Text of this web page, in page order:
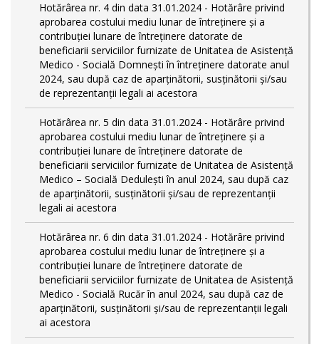
Hotărârea nr. 4 din data 31.01.2024 - Hotărâre privind
aprobarea costului mediu lunar de întreținere și a
contribuției lunare de întreținere datorate de
beneficiarii serviciilor furnizate de Unitatea de Asistență
Medico - Socială Domnești în întreținere datorate anul
2024, sau după caz de aparținătorii, susținătorii și/sau
de reprezentanții legali ai acestora
Hotărârea nr. 5 din data 31.01.2024 - Hotărâre privind
aprobarea costului mediu lunar de întreținere și a
contribuției lunare de întreținere datorate de
beneficiarii serviciilor furnizate de Unitatea de Asistență
Medico – Socială Dedulești în anul 2024, sau după caz
de aparținătorii, susținătorii și/sau de reprezentanții
legali ai acestora
Hotărârea nr. 6 din data 31.01.2024 - Hotărâre privind
aprobarea costului mediu lunar de întreținere și a
contribuției lunare de întreținere datorate de
beneficiarii serviciilor furnizate de Unitatea de Asistență
Medico - Socială Rucăr în anul 2024, sau după caz de
aparținătorii, susținătorii și/sau de reprezentanții legali
ai acestora